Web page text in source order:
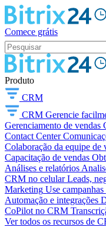
Comece grátis
Produto
CRM
CRM Gerencie
Gerenciamento de vendas
Contact Center
Colaboração da equipe de
Capacitação de vendas
Análises e relatórios
CRM no celular Leads,
Marketing Use
Automação e integrações
CoPilot no CRM
Ver todos os recursos de